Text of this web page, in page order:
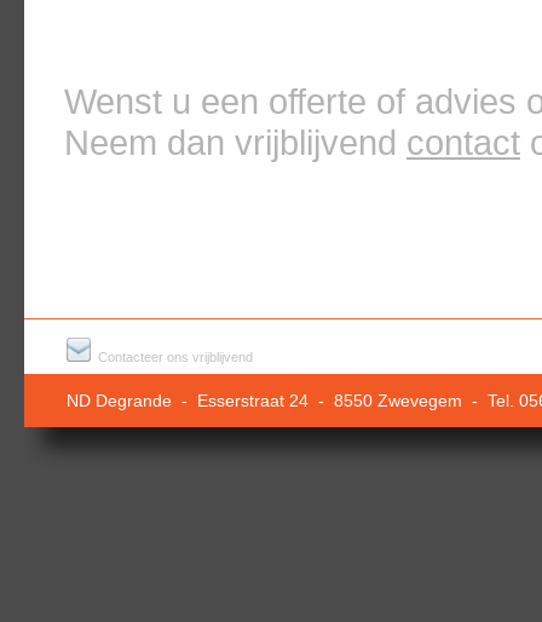
Wenst u een offerte of advies
Neem dan vrijblijvend contact
Contacteer ons vrijblijvend
ND Degrande - Esserstraat 24 - 8550 Zwevegem - Tel.